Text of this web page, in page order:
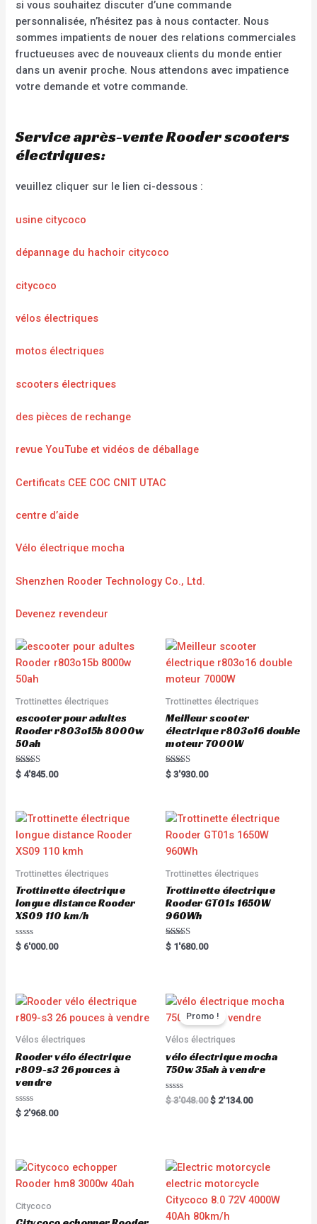
si vous souhaitez discuter d’une commande
personnalisée, n’hésitez pas à nous contacter. Nous
sommes impatients de nouer des relations commerciales
fructueuses avec de nouveaux clients du monde entier
dans un avenir proche. Nous attendons avec impatience
votre demande et votre commande.
Service après-vente Rooder scooters
électriques:
veuillez cliquer sur le lien ci-dessous :
usine citycoco
dépannage du hachoir citycoco
citycoco
vélos électriques
motos électriques
scooters électriques
des pièces de rechange
revue YouTube et vidéos de déballage
Certificats CEE COC CNIT UTAC
centre d’aide
Vélo électrique mocha
Shenzhen Rooder Technology Co., Ltd.
Devenez revendeur
Trottinettes électriques
escooter pour adultes
Rooder r803o15b 8000w
50ah
Rated
5.00
$ 4'845.00
Trottinettes électriques
Meilleur scooter
électrique r803o16 double
moteur 7000W
Rated
5.00
$ 3'930.00
Trottinettes électriques
Trottinette électrique
longue distance Rooder
XS09 110 km/h
R
a
o
u
o
5
$ 6'000.00
Trottinettes électriques
Trottinette électrique
Rooder GT01s 1650W
960Wh
Rated
5.00
$ 1'680.00
Vélos électriques
Rooder vélo électrique
r809-s3 26 pouces à
vendre
R
a
o
u
t
o
5
$ 2'968.00
Promo !
Vélos électriques
vélo électrique mocha
750w 35ah à vendre
R
a
u
t
f
$3'048.00 $ 2'134.00
Citycoco